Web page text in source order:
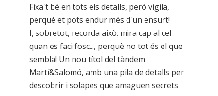
Fixa't bé en tots els detalls, però vigila,
perquè et pots endur més d'un ensurt!
I, sobretot, recorda això: mira cap al cel
quan es faci fosc..., perquè no tot és el que
sembla! Un nou títol del tàndem
Martí&Salomó, amb una pila de detalls per
descobrir i solapes que amaguen secrets